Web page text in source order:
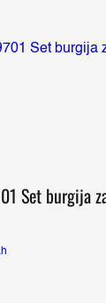
Set burgija